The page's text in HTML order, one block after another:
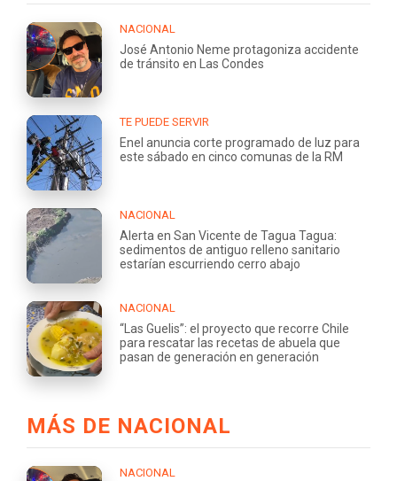
NACIONAL
José Antonio Neme protagoniza accidente
de tránsito en Las Condes
TE PUEDE SERVIR
Enel anuncia corte programado de luz para
este sábado en cinco comunas de la RM
NACIONAL
Alerta en San Vicente de Tagua Tagua:
sedimentos de antiguo relleno sanitario
estarían escurriendo cerro abajo
NACIONAL
“Las Guelis”: el proyecto que recorre Chile
para rescatar las recetas de abuela que
pasan de generación en generación
MÁS DE NACIONAL
NACIONAL